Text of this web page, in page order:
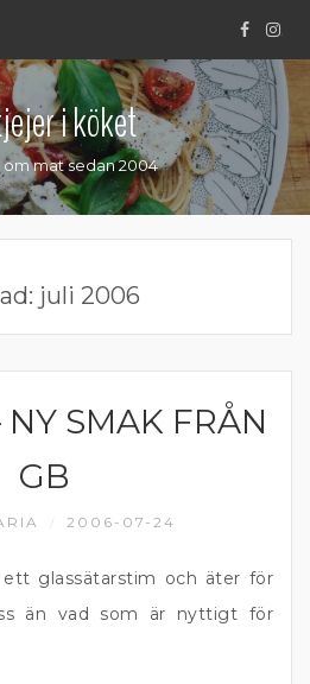
.
i köket
mat sedan 2004
juli 2006
SMAK FRÅN
GB
2006-07-24
glassätarstim och äter för
än vad som är nyttigt för